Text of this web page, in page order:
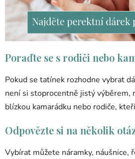
Poraďte se s rodiči nebo
Pokud se tatínek rozhodne vybrat
není si stoprocentně jistý výběrem,
blízkou kamarádku nebo rodiče, kteří
Odpovězte si na několik
Vybírat můžete náramky, náušnice,